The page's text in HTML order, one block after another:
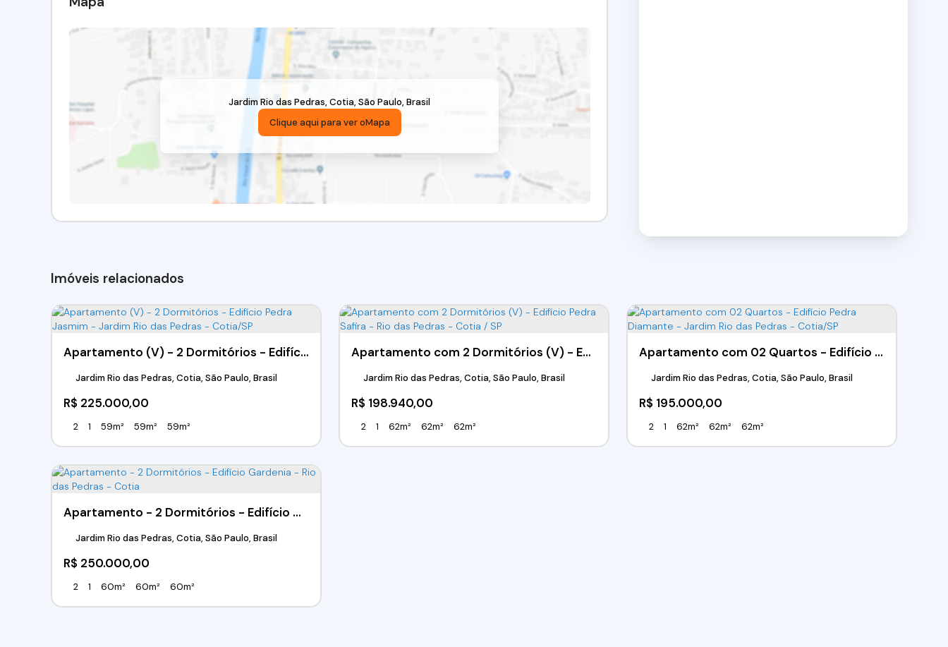
Jardim Rio das Pedras, Cotia, São Paulo, Brasil
Clique aqui para ver oMapa
Imóveis relacionados
Apartamento (V) - 2 Dormitórios - Edifício Pedra Jasmim - Jardim Rio das Pedras - Cotia/SP
R$ 225.000,00
Jardim Rio das Pedras, Cotia, São Paulo, Brasil
2 1 59m² 59m² 59m²
Apartamento com 2 Dormitórios (V) - Edifício Pedra Safira - Rio das Pedras - Cotia / SP
R$ 198.940,00
Jardim Rio das Pedras, Cotia, São Paulo, Brasil
2 1 62m² 62m² 62m²
Apartamento com 02 Quartos - Edifício Pedra Diamante - Jardim Rio das Pedras - Cotia/SP
R$ 195.000,00
Jardim Rio das Pedras, Cotia, São Paulo, Brasil
2 1 62m² 62m² 62m²
Apartamento - 2 Dormitórios - Edifício Gardenia - Rio das Pedras - Cotia
R$ 250.000,00
Jardim Rio das Pedras, Cotia, São Paulo, Brasil
2 1 60m² 60m² 60m²